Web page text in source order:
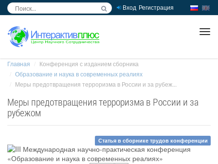
Вход Регистрация
Главная
Конференция с изданием сборника
Образование и наука в современных реалиях
Меры предотвращения терроризма в России и за рубеж...
Меры предотвращения терроризма в России и за
рубежом
Статья в сборнике трудов конференции